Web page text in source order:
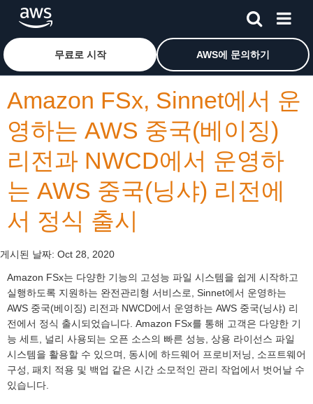
메인 콘텐츠로 건너뛰기Amazon Web Services 홈 페이지로 돌아가려면 여기를 클
무료로 시작 AWS에 문의하기
Amazon FSx, Sinnet에서 운
영하는 AWS 중국(베이징)
리전과 NWCD에서 운영하
는 AWS 중국(닝샤) 리전에
서 정식 출시
게시된 날짜: Oct 28, 2020
Amazon FSx는 다양한 기능의 고성능 파일 시스템을 쉽게 시작하고
실행하도록 지원하는 완전관리형 서비스로, Sinnet에서 운영하는
AWS 중국(베이징) 리전과 NWCD에서 운영하는 AWS 중국(닝샤) 리
전에서 정식 출시되었습니다. Amazon FSx를 통해 고객은 다양한 기
능 세트, 널리 사용되는 오픈 소스의 빠른 성능, 상용 라이선스 파일
시스템을 활용할 수 있으며, 동시에 하드웨어 프로비저닝, 소프트웨어
구성, 패치 적용 및 백업 같은 시간 소모적인 관리 작업에서 벗어날 수
있습니다.